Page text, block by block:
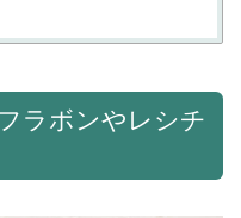
ラボンやレシチ